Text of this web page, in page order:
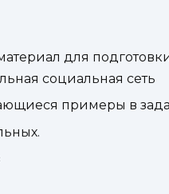
для
социальная сеть
примеры в